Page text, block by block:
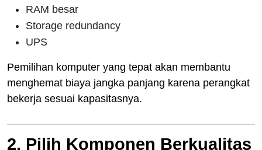
RAM besar
Storage redundancy
UPS
Pemilihan komputer yang tepat akan membantu
menghemat biaya jangka panjang karena perangkat
bekerja sesuai kapasitasnya.
2. Pilih Komponen Berkualitas